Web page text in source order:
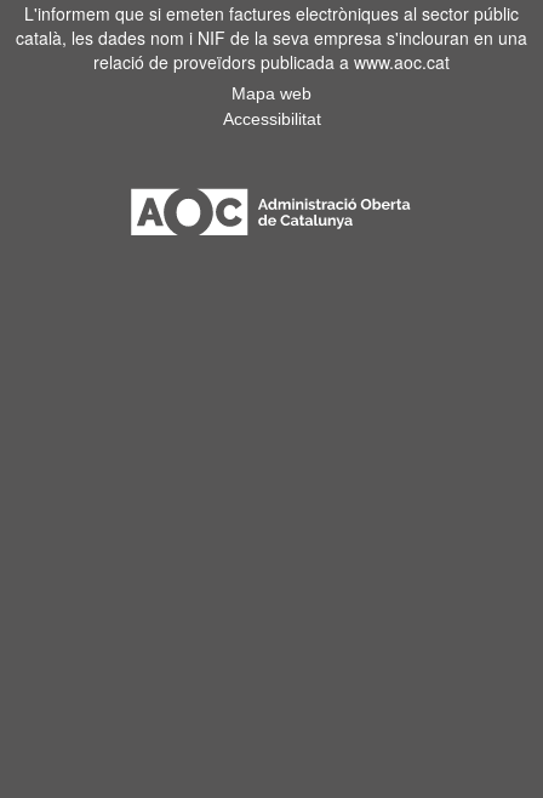
L'informem que si emeten factures electròniques al sector públic
català, les dades nom i NIF de la seva empresa s'inclouran en una
relació de proveïdors publicada a www.aoc.cat
Mapa web
Accessibilitat